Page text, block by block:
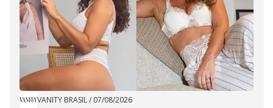
VANITY BRASIL/ 07/08/2026